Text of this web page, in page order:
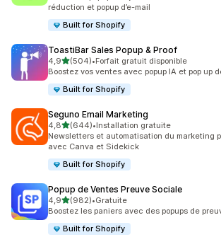
réduction et popup d’e-mail
Built for Shopify
ToastiBar Sales Popup & Proof
4,9étoile(s) sur 5
(504)
504 avis au total
•Forfait gratuit disponible
Boostez vos ventes avec popup IA et pop up
Built for Shopify
Seguno Email Marketing
4,8étoile(s) sur 5
(644)
644 avis au total
•Installation gratuite
Newsletters et automatisation du marketing
avec Canva et Sidekick
Built for Shopify
Popup de Ventes Preuve Sociale
4,9étoile(s) sur 5
(982)
982 avis au total
•Gratuite
Boostez les paniers avec des popups de
Built for Shopify